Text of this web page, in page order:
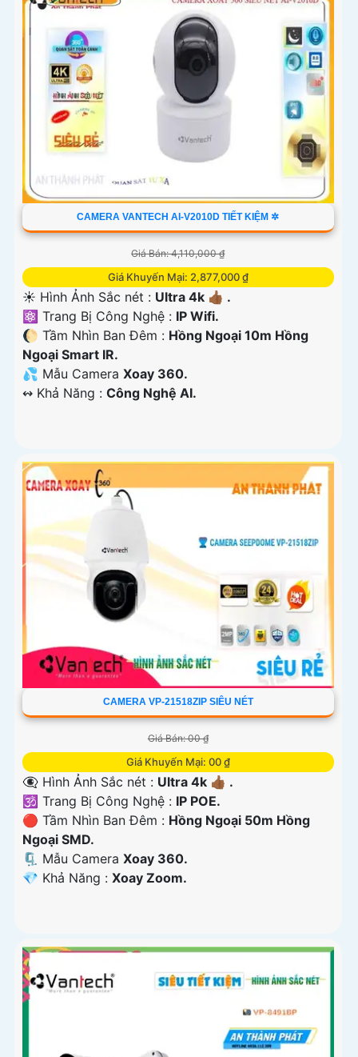
CAMERA VANTECH AI-V2010D TIẾT KIỆM ✲
Giá Bán: 4,110,000 ₫
Giá Khuyến Mại: 2,877,000 ₫
☀️ Hình Ảnh Sắc nét : Ultra 4k 👍🏾 .
⚛️ Trang Bị Công Nghệ : IP Wifi.
🌔 Tầm Nhìn Ban Đêm : Hồng Ngoại 10m Hồng
Ngoại Smart IR.
💦 Mẫu Camera Xoay 360.
️↭ Khả Năng : Công Nghệ AI.
CAMERA VP-21518ZIP SIÊU NÉT
Giá Bán: 00 ₫
Giá Khuyến Mại: 00 ₫
👁️‍🗨 Hình Ảnh Sắc nét : Ultra 4k 👍🏾 .
🕉️ Trang Bị Công Nghệ : IP POE.
🔴 Tầm Nhìn Ban Đêm : Hồng Ngoại 50m Hồng
Ngoại SMD.
🗜️ Mẫu Camera Xoay 360.
️💎 Khả Năng : Xoay Zoom.